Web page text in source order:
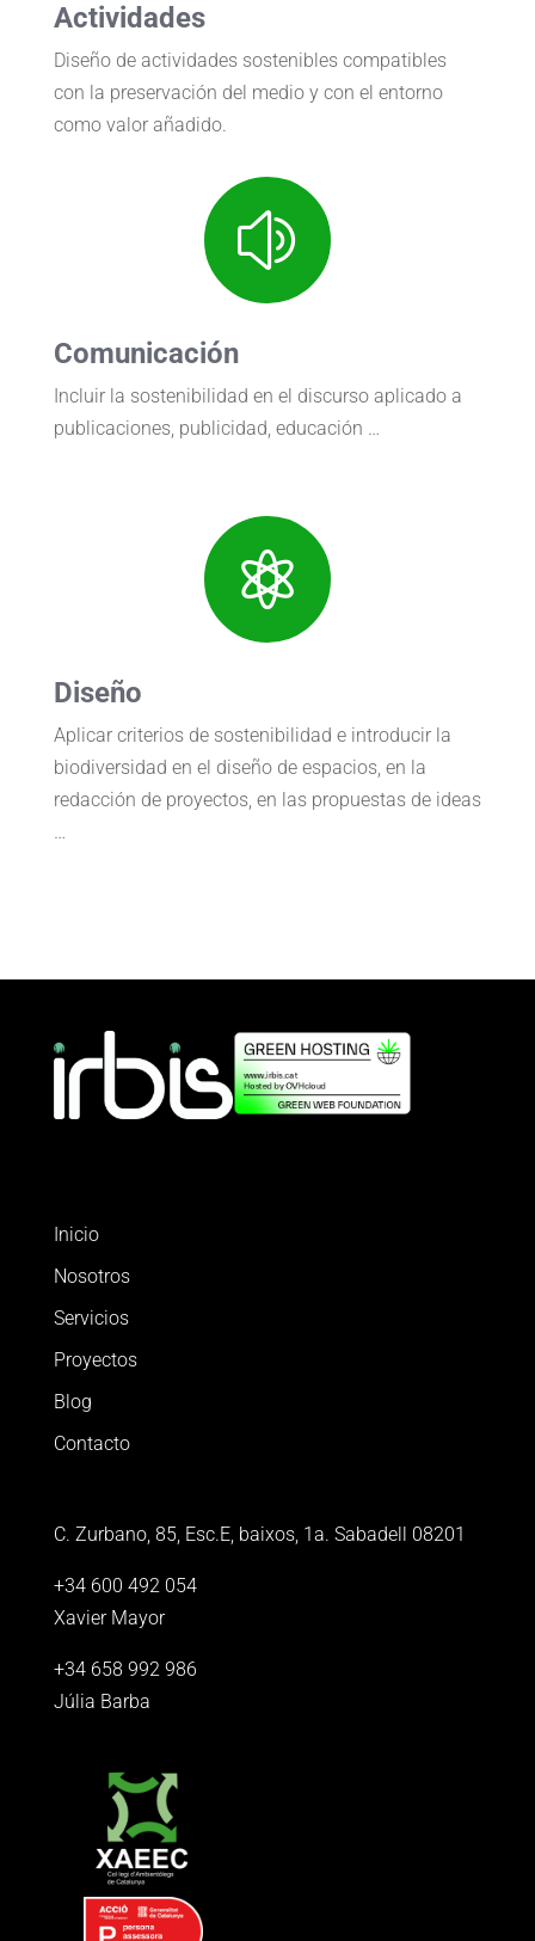
Actividades
Diseño de actividades sostenibles compatibles
con la preservación del medio y con el entorno
como valor añadido.
z
Comunicación
Incluir la sostenibilidad en el discurso aplicado a
publicaciones, publicidad, educación …

Diseño
Aplicar criterios de sostenibilidad e introducir la
biodiversidad en el diseño de espacios, en la
redacción de proyectos, en las propuestas de ideas
…
Inicio
Nosotros
Servicios
Proyectos
Blog
Contacto
C. Zurbano, 85, Esc.E, baixos, 1a. Sabadell 08201
+34 600 492 054
Xavier Mayor
+34 658 992 986
Júlia Barba